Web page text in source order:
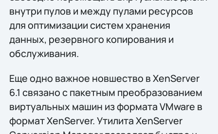
внутри пулов и между пулами ресурсов
для оптимизации систем хранения
данных, резервного копирования и
обслуживания.
Еще одно важное новшество в XenServer
6.1 связано с пакетным преобразованием
виртуальных машин из формата VMware в
формат XenServer. Утилита XenServer